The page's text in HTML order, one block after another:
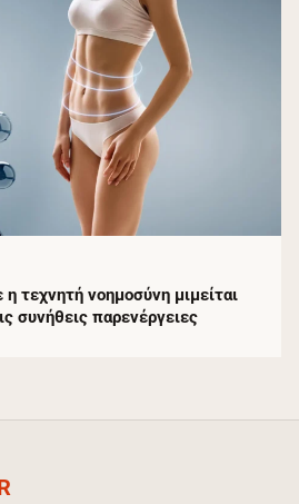
τεχνητή νοημοσύνη μιμείται
συνήθεις παρενέργειες